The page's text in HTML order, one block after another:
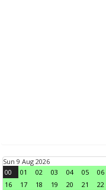
Sun 9 Aug 2026
00
01 02 03 04 05 06
16
17 18 19 20 21 22